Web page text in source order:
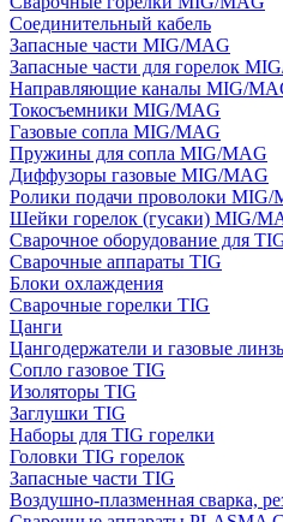
Соединительный кабель
Запасные части MIG/MAG
Запасные части для горелок
Направляющие каналы MIG/
Токосъемники MIG/MAG
Газовые сопла MIG/MAG
Пружины для сопла MIG/MAG
Диффузоры газовые MIG/MAG
Ролики подачи проволоки MIG/
Шейки горелок (гусаки) MIG/
Сварочное оборудование для
Сварочные аппараты TIG
Блоки охлаждения
Сварочные горелки TIG
Цанги
Цангодержатели и газовые
Сопло газовое TIG
Изоляторы TIG
Заглушки TIG
Наборы для TIG горелки
Головки TIG горелок
Запасные части TIG
Воздушно-плазменная сварка,